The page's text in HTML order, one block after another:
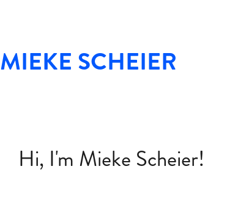
MIEKE SCHEIER
Hi, I'm Mieke Scheier!